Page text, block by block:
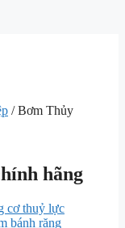
/ Bơm Thủy
hãng
cơ thuỷ lực
bánh răng